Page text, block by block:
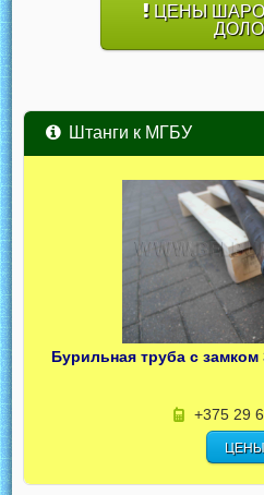
ЦЕНЫ
Штанги к МГБУ
Бурильная труба с
+375 29
ЦЕНЫ